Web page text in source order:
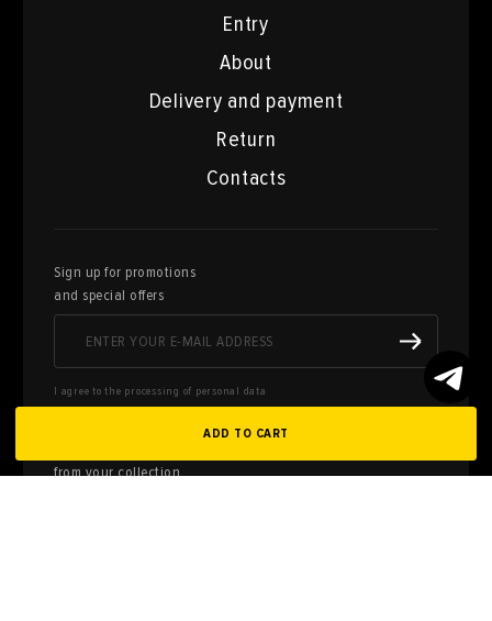
ADD TO CART
Entry
About
Delivery and payment
Return
Contacts
Sign up for promotions
and special offers
I agree to the processing of personal data
from your collection